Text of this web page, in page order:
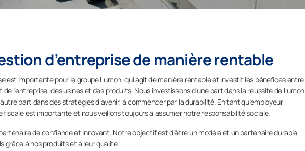
d’entreprise de manière rentable
est importante pour le groupe Lumon, qui agit de manière rentable et investit les bénéfices entre
l’entreprise, des usines et des produits. Nous investissons d’une part dans la réussite de Lumon
part dans des stratégies d’avenir, à commencer par la durabilité. En tant qu’employeur
est importante et nous veillons toujours à assumer notre responsabilité sociale.
de confiance et innovant. Notre objectif est d’être un modèle et un partenaire durable
grâce à nos produits et à leur qualité.